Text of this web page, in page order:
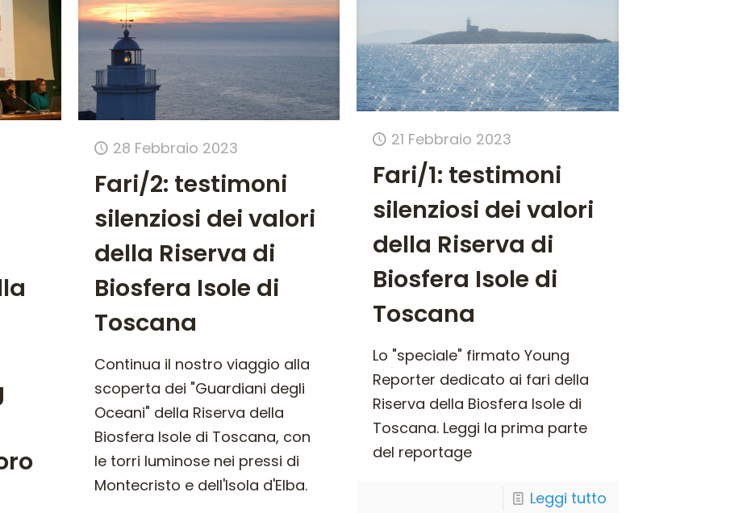
28 Febbraio 2023
Fari/2: testimoni
silenziosi dei valori
della Riserva di
Biosfera Isole di
Toscana
Continua il nostro viaggio alla
scoperta dei "Guardiani degli
Oceani" della Riserva della
Biosfera Isole di Toscana, con
le torri luminose nei pressi di
Montecristo e dell'Isola d'Elba.
21 Febbraio 2023
Fari/1: testimoni
silenziosi dei valori
della Riserva di
Biosfera Isole di
Toscana
Lo "speciale" firmato Young
Reporter dedicato ai fari della
Riserva della Biosfera Isole di
Toscana. Leggi la prima parte
del reportage
Leggi tutto